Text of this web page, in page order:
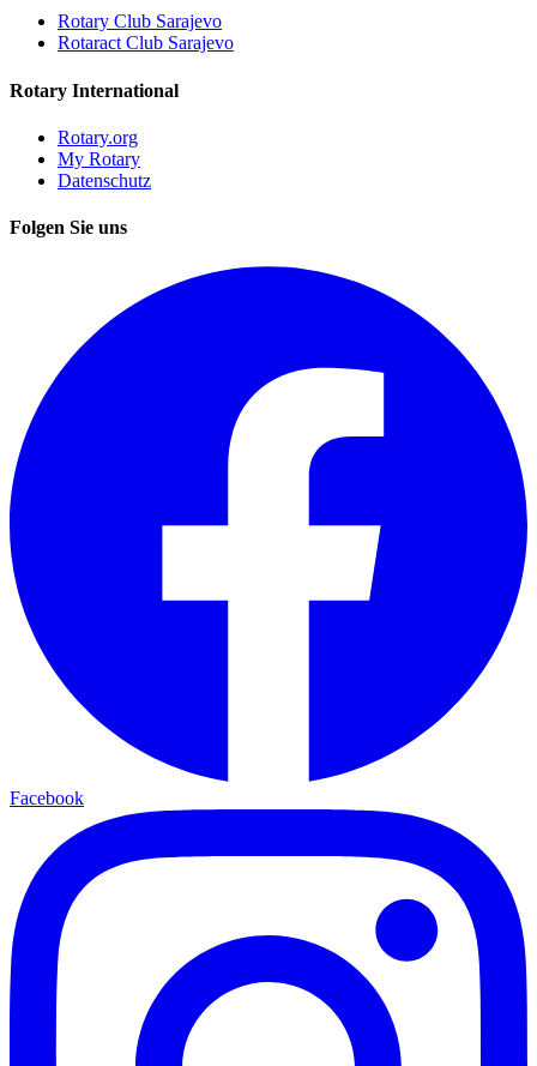
Rotary Club Sarajevo
Rotaract Club Sarajevo
Rotary International
Rotary.org
My Rotary
Datenschutz
Folgen Sie uns
Facebook